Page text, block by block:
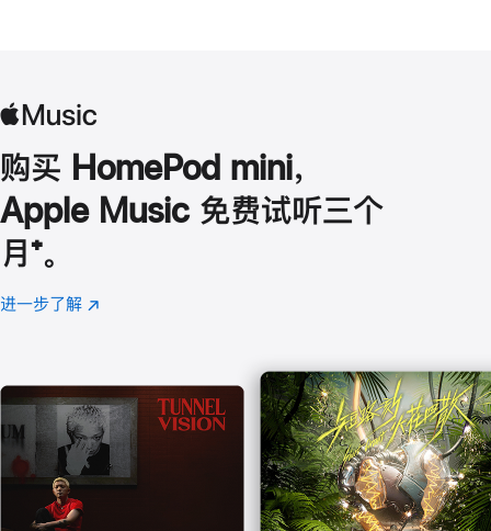
购买 HomePod mini，
Apple Music 免费试听三个
月 脚
注
⁺。
进一步了解 Apple
(在
口
中
打
开)